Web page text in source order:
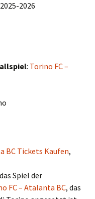
2026
: Torino FC –
BC Tickets Kaufen,
Spiel der
FC – Atalanta BC, das